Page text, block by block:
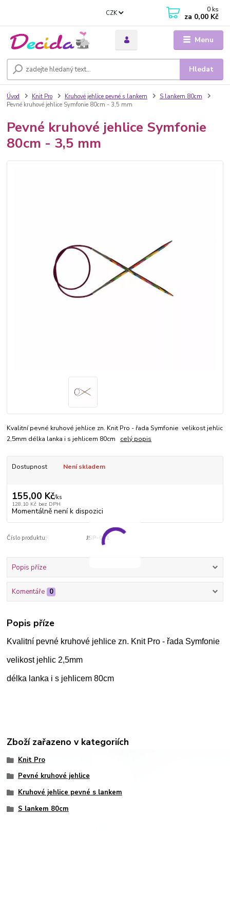
Menu
CZK
Hledat
0 ks
za 0,00 Kč
Úvod Knit Pro Kruhové jehlice pevné s lankem
S lankem 80cm
Pevné kruhové jehlice Symfonie 80cm - 3,5 mm
Pevné kruhové jehlice Symfonie
80cm - 3,5 mm
Kvalitní pevné kruhové jehlice zn. Knit Pro - řada Symfonie velikost jehlic
2,5mm délka lanka i s jehlicem 80cm celý popis
Dostupnost Není skladem
155,00 Kč/ks
128,10 Kč bez DPH
Momentálně není k dispozici
Číslo produktu: JSP-001
Popis příze
Komentáře 0
Popis příze
Kvalitní pevné kruhové jehlice zn. Knit Pro - řada Symfonie
velikost jehlic 2,5mm
délka lanka i s jehlicem 80cm
Zboží zařazeno v kategoriích
Knit Pro
Pevné kruhové jehlice
Kruhové jehlice pevné s lankem
S lankem 80cm